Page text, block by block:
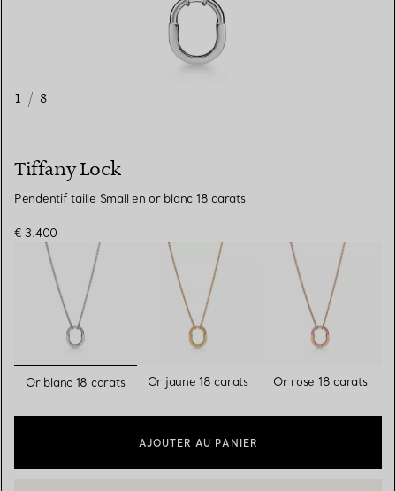
1 / 8
Tiffany Lock
Pendentif taille Small en or blanc 18 carats
€ 3.400
sélectionnés
Or blanc 18 carats Or jaune 18 carats Or rose 18 carats
AJOUTER AU PANIER